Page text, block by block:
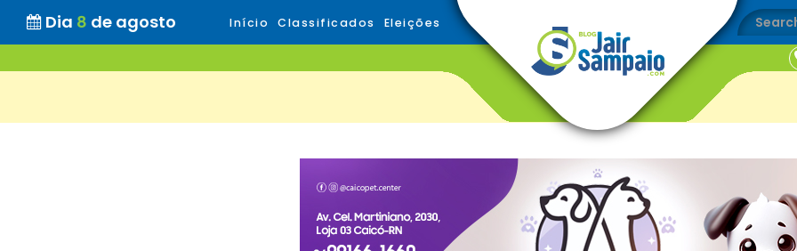
Dia 8 de agosto Início Classificados Eleições